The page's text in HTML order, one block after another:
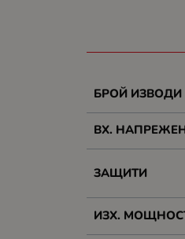
БРОЙ ИЗВОДИ
ВХ.
ЗАЩИТИ
ИЗХ.